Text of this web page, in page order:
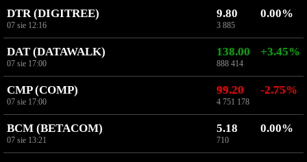
DTR (DIGITREE)
07 sie 12:16
9.80
3 885
0.00%
DAT (DATAWALK)
07 sie 17:00
138.00
888 414
+3.45%
CMP (COMP)
07 sie 17:00
99.20
4 751 178
-2.75%
BCM (BETACOM)
07 sie 13:21
5.18
710
0.00%